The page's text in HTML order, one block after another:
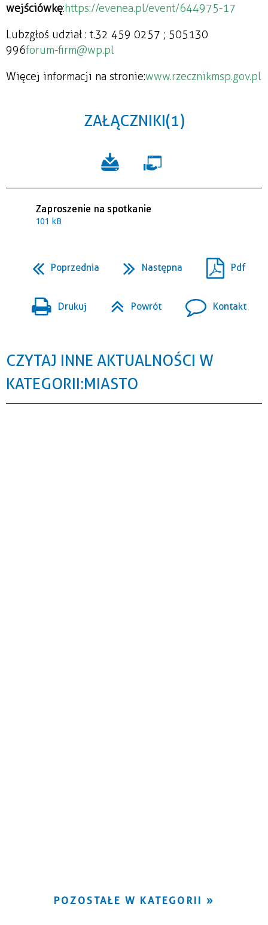
wejściówkę:https://evenea.pl/event/644975-17
Lubzgłoś udział : t.32 459 0257 ; 505130
996forum-firm@wp.pl
Więcej informacji na stronie:www.rzecznikmsp.gov.pl
ZAŁĄCZNIKI (1)
Zaproszenie na spotkanie
101 kB
Poprzednia Następna Pdf
Drukuj Powrót Kontakt
CZYTAJ INNE AKTUALNOŚCI W
KATEGORII: MIASTO
POZOSTAŁE W KATEGORII